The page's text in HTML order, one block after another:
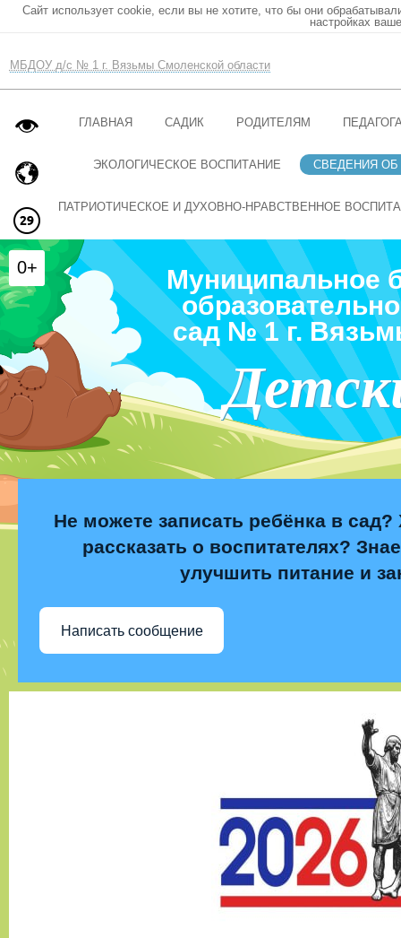
Сайт использует cookie, если вы не хотите, что бы они
настройках
МБДОУ д/с № 1 г. Вязьмы Смоленской области
ГЛАВНАЯ САДИК РОДИТЕЛЯМ
ЭКОЛОГИЧЕСКОЕ ВОСПИТАНИЕ СВЕДЕНИЯ ОБ
ПАТРИОТИЧЕСКОЕ И ДУХОВНО-НРАВСТВЕННОЕ
Муниципальное
сад № 1 г.
Не можете записать ребёнка в сад?
рассказать о воспитателях?
улучшить питание и
Написать сообщение
0+